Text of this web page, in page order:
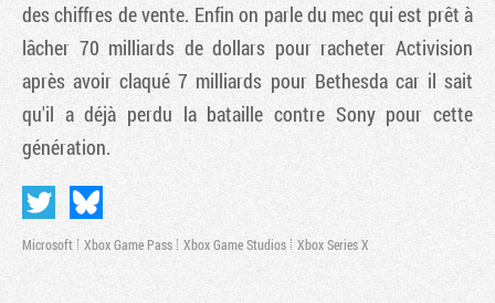
des chiffres de vente. Enfin on parle du mec qui est prêt à
lâcher 70 milliards de dollars pour racheter Activision
après avoir claqué 7 milliards pour Bethesda car il sait
qu'il a déjà perdu la bataille contre Sony pour cette
génération.
Microsoft Xbox Game Pass Xbox Game Studios Xbox Series X